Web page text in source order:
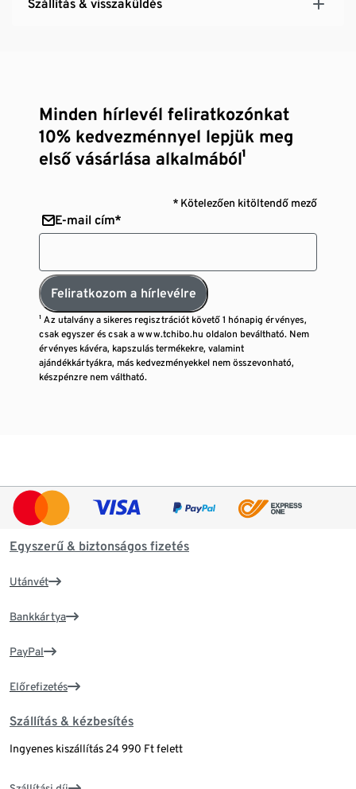
Szállítás & visszaküldés
Minden hírlevél feliratkozónkat
10% kedvezménnyel lepjük meg
első vásárlása alkalmából¹
* Kötelezően kitöltendő mező
E-mail cím*
Feliratkozom a hírlevélre
¹ Az utalvány a sikeres regisztrációt követő 1 hónapig érvényes,
csak egyszer és csak a www.tchibo.hu oldalon beváltható. Nem
érvényes kávéra, kapszulás termékekre, valamint
ajándékkártyákra, más kedvezményekkel nem összevonható,
készpénzre nem váltható.
Egyszerű & biztonságos fizetés
Utánvét
Bankkártya
PayPal
Előrefizetés
Szállítás & kézbesítés
Ingyenes kiszállítás 24 990 Ft felett